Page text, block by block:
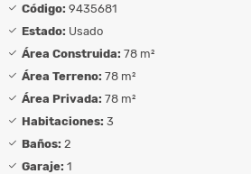
Código: 9435681
Estado: Usado
Área Construida: 78 m²
Área Terreno: 78 m²
Área Privada: 78 m²
Habitaciones: 3
Baños: 2
Garaje: 1